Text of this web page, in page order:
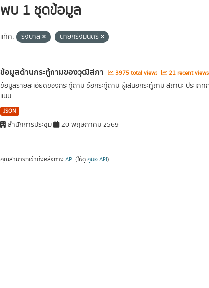
พบ 1 ชุดข้อมูล
แท็ค: รัฐบาล นายกรัฐมนตรี
ข้อมูลด้านกระทู้ถามของวุฒิสภา 3975 total views 21 recent views
ข้อมูลรายละเอียดของกระทู้ถาม ชื่อกระทู้ถาม ผู้เสนอกระทู้ถาม สถานะ ประเ
แนบ
JSON
สำนักการประชุม 20 พฤษภาคม 2569
คุณสามารถเข้าถึงคลังทาง API (ให้ดู คู่มือ API).